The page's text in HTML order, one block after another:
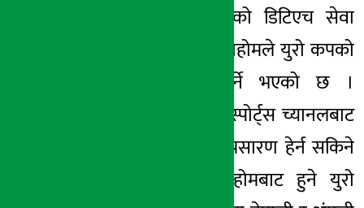
काठमाडौं । नेपालको डिटिएच सेवा
प्रदायक कम्पनी डिशहोमले युरो कपको
प्रत्यक्ष प्रसारण गर्ने भएको छ ।
डिशहोमको एक्सन स्पोर्ट्स च्यानलबाट
युरो कपको प्रत्यक्ष प्रसारण हेर्न सकिने
भएको छ । ‘डिशहोमबाट हुने युरो